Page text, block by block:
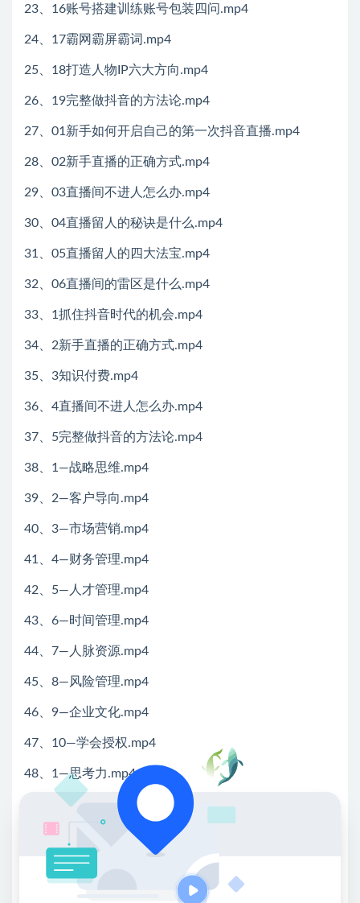
23、16账号搭建训练账号包装四问.mp4
24、17霸网霸屏霸词.mp4
25、18打造人物IP六大方向.mp4
26、19完整做抖音的方法论.mp4
27、01新手如何开启自己的第一次抖音直播.mp4
28、02新手直播的正确方式.mp4
29、03直播间不进人怎么办.mp4
30、04直播留人的秘诀是什么.mp4
31、05直播留人的四大法宝.mp4
32、06直播间的雷区是什么.mp4
33、1抓住抖音时代的机会.mp4
34、2新手直播的正确方式.mp4
35、3知识付费.mp4
36、4直播间不进人怎么办.mp4
37、5完整做抖音的方法论.mp4
38、1—战略思维.mp4
39、2—客户导向.mp4
40、3—市场营销.mp4
41、4—财务管理.mp4
42、5—人才管理.mp4
43、6—时间管理.mp4
44、7—人脉资源.mp4
45、8—风险管理.mp4
46、9—企业文化.mp4
47、10—学会授权.mp4
48、1—思考力.mp4
49、2—学习力.mp4
50、3—心性成长力.mp4
51、4—拼搏力.mp4